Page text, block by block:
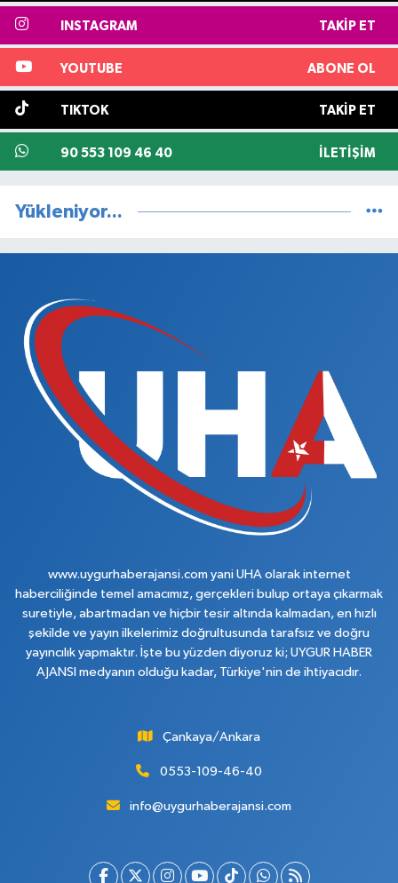
INSTAGRAM TAKIP ET
YOUTUBE ABONE OL
TIKTOK TAKIP ET
90 553 109 46 40 İLETIŞIM
Yükleniyor...
www.uygurhaberajansi.com yani UHA olarak internet
haberciliğinde temel amacımız, gerçekleri bulup ortaya çıkarmak
suretiyle, abartmadan ve hiçbir tesir altında kalmadan, en hızlı
şekilde ve yayın ilkelerimiz doğrultusunda tarafsız ve doğru
yayıncılık yapmaktır. İşte bu yüzden diyoruz ki; UYGUR HABER
AJANSI medyanın olduğu kadar, Türkiye'nin de ihtiyacıdır.
Çankaya/Ankara
0553-109-46-40
info@uygurhaberajansi.com